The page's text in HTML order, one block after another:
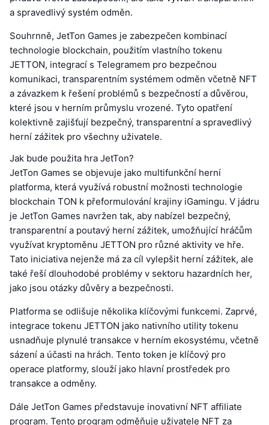
a spravedlivý systém odměn.
Souhrnně, JetTon Games je zabezpečen kombinací
technologie blockchain, použitím vlastního tokenu
JETTON, integrací s Telegramem pro bezpečnou
komunikaci, transparentním systémem odměn včetně NFT
a závazkem k řešení problémů s bezpečností a důvěrou,
které jsou v herním průmyslu vrozené. Tyto opatření
kolektivně zajišťují bezpečný, transparentní a spravedlivý
herní zážitek pro všechny uživatele.
Jak bude použita hra JetTon?
JetTon Games se objevuje jako multifunkční herní
platforma, která využívá robustní možnosti technologie
blockchain TON k přeformulování krajiny iGamingu. V jádru
je JetTon Games navržen tak, aby nabízel bezpečný,
transparentní a poutavý herní zážitek, umožňující hráčům
využívat kryptoměnu JETTON pro různé aktivity ve hře.
Tato iniciativa nejenže má za cíl vylepšit herní zážitek, ale
také řeší dlouhodobé problémy v sektoru hazardních her,
jako jsou otázky důvěry a bezpečnosti.
Platforma se odlišuje několika klíčovými funkcemi. Zaprvé,
integrace tokenu JETTON jako nativního utility tokenu
usnadňuje plynulé transakce v herním ekosystému, včetně
sázení a účasti na hrách. Tento token je klíčový pro
operace platformy, slouží jako hlavní prostředek pro
transakce a odměny.
Dále JetTon Games představuje inovativní NFT affiliate
program. Tento program odměňuje uživatele NFT za